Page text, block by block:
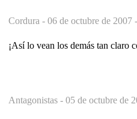
Cordura - 06 de octubre de 2007
¡Así lo vean los demás tan claro
Antagonistas - 05 de octubre de